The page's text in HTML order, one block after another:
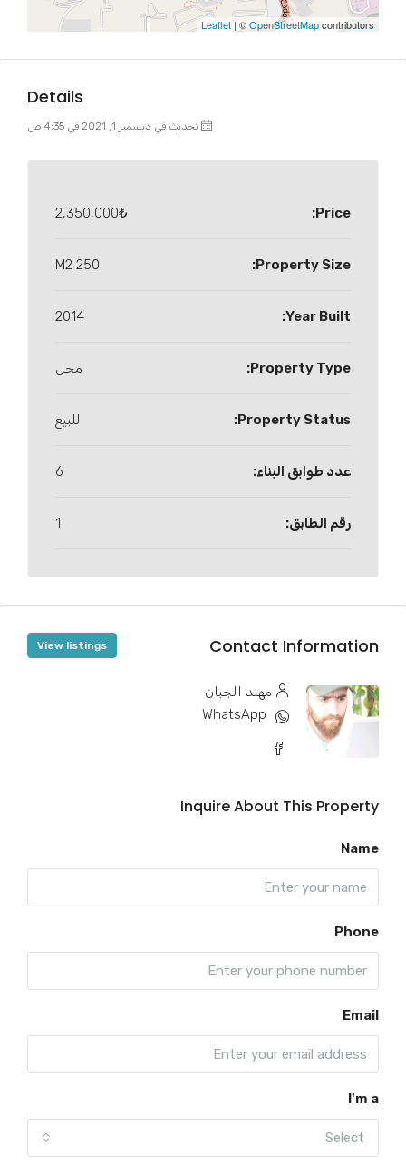
Leaflet | ©OpenStreetMapcontributors
Details
تحديث في ديسمبر 1, 2021 في 4:35 ص
Price:
2,350,000₺
Property Size:
250 M2
Year Built:
2014
Property Type: محل
Property Status: للبيع
عدد طوابق البناء: 6
رقم الطابق: 1
Contact Information
View listings
مهند الجبان
WhatsApp
Inquire About This Property
Name
Phone
Email
I'm a
Select